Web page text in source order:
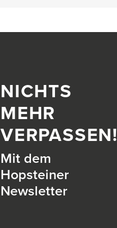
NICHTS
MEHR
VERPASSEN!
Mit dem
Hopsteiner
Newsletter